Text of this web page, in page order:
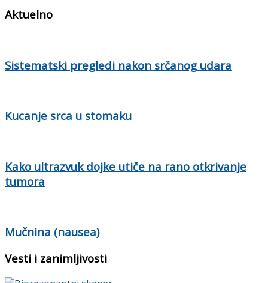
Aktuelno
Sistematski pregledi nakon srčanog udara
Kucanje srca u stomaku
Kako ultrazvuk dojke utiče na rano otkrivanje
tumora
Mučnina (nausea)
Vesti i zanimljivosti